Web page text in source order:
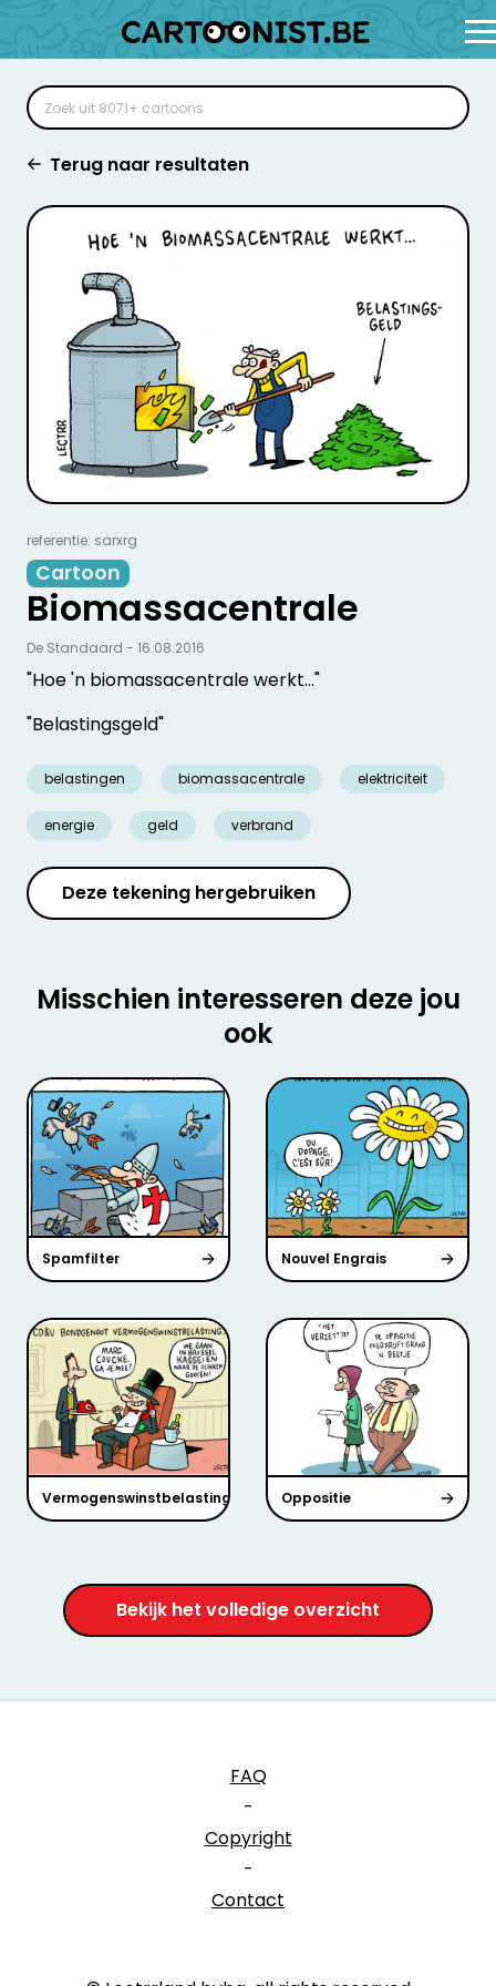
Terug naar resultaten
referentie: sarxrg
Cartoon
Biomassacentrale
"Hoe 'n biomassacentrale werkt…"
"Belastingsgeld"
belastingen biomassacentrale elektriciteit
energie geld verbrand
De Standaard - 16.08.2016
Deze tekening hergebruiken
Misschien interesseren deze jou
ook
Spamfilter Nouvel Engrais
Vermogenswinstbelasting Oppositie
Bekijk het volledige overzicht
FAQ
-
Copyright
-
Contact